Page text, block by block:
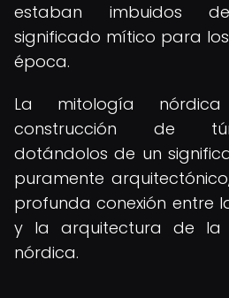
estaban imbuidos
significado mítico para
época.
La mitología
construcción de
dotándolos de un
puramente
profunda conexión entre
y la arquitectura de la
nórdica.